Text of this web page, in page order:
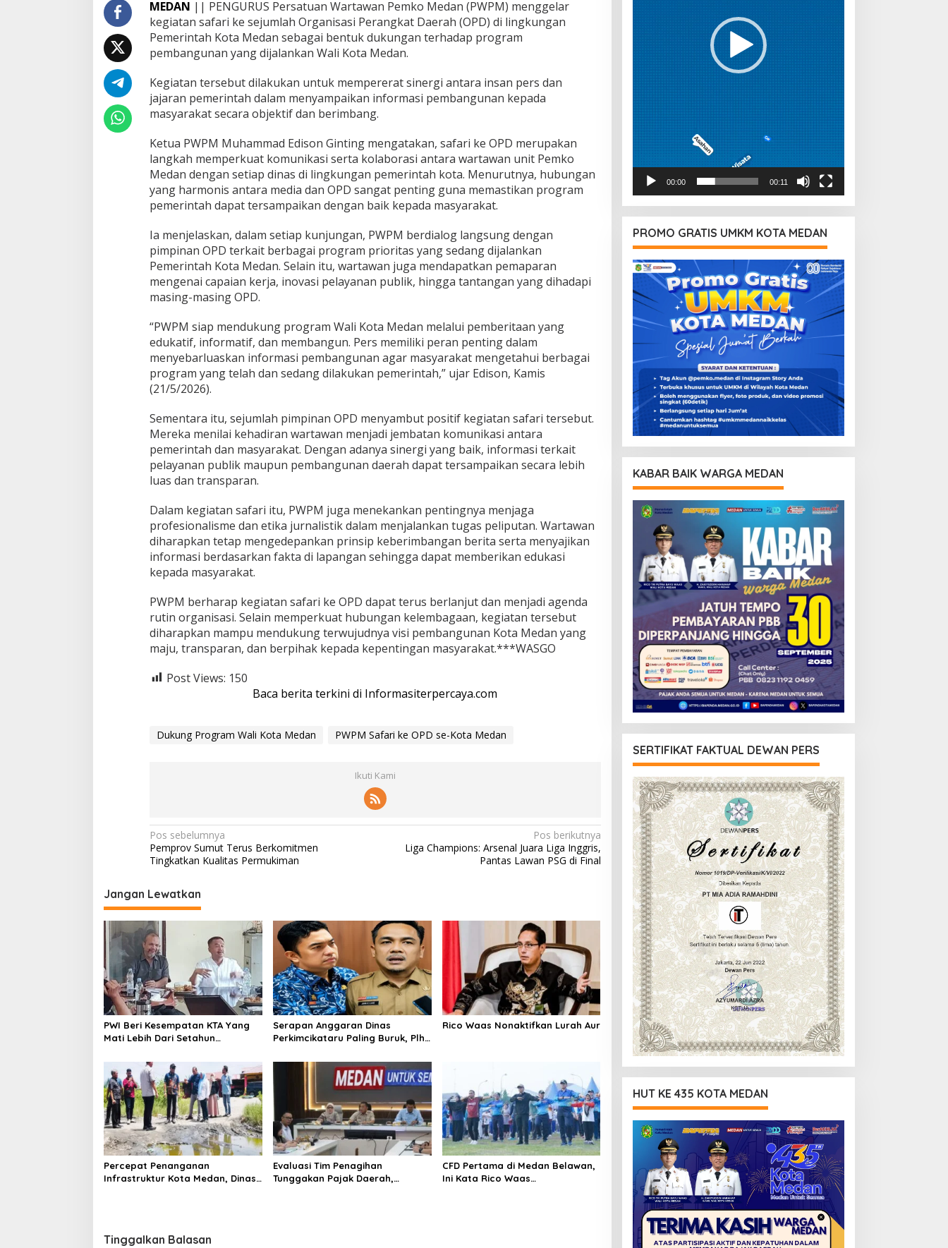
k
e
O
P
s
e
-
o
t
a
M
e
d
n
MEDAN || PENGURUS Persatuan Wartawan Pemko Medan (PWPM) menggelar
kegiatan safari ke sejumlah Organisasi Perangkat Daerah (OPD) di lingkungan
Pemerintah Kota Medan sebagai bentuk dukungan terhadap program
pembangunan yang dijalankan Wali Kota Medan.
Kegiatan tersebut dilakukan untuk mempererat sinergi antara insan pers dan
jajaran pemerintah dalam menyampaikan informasi pembangunan kepada
masyarakat secara objektif dan berimbang.
Ketua PWPM Muhammad Edison Ginting mengatakan, safari ke OPD merupakan
langkah memperkuat komunikasi serta kolaborasi antara wartawan unit Pemko
Medan dengan setiap dinas di lingkungan pemerintah kota. Menurutnya, hubungan
yang harmonis antara media dan OPD sangat penting guna memastikan program
pemerintah dapat tersampaikan dengan baik kepada masyarakat.
Ia menjelaskan, dalam setiap kunjungan, PWPM berdialog langsung dengan
pimpinan OPD terkait berbagai program prioritas yang sedang dijalankan
Pemerintah Kota Medan. Selain itu, wartawan juga mendapatkan pemaparan
mengenai capaian kerja, inovasi pelayanan publik, hingga tantangan yang dihadapi
masing-masing OPD.
“PWPM siap mendukung program Wali Kota Medan melalui pemberitaan yang
edukatif, informatif, dan membangun. Pers memiliki peran penting dalam
menyebarluaskan informasi pembangunan agar masyarakat mengetahui berbagai
program yang telah dan sedang dilakukan pemerintah,” ujar Edison, Kamis
(21/5/2026).
Sementara itu, sejumlah pimpinan OPD menyambut positif kegiatan safari tersebut.
Mereka menilai kehadiran wartawan menjadi jembatan komunikasi antara
pemerintah dan masyarakat. Dengan adanya sinergi yang baik, informasi terkait
pelayanan publik maupun pembangunan daerah dapat tersampaikan secara lebih
luas dan transparan.
Dalam kegiatan safari itu, PWPM juga menekankan pentingnya menjaga
profesionalisme dan etika jurnalistik dalam menjalankan tugas peliputan. Wartawan
diharapkan tetap mengedepankan prinsip keberimbangan berita serta menyajikan
informasi berdasarkan fakta di lapangan sehingga dapat memberikan edukasi
kepada masyarakat.
PWPM berharap kegiatan safari ke OPD dapat terus berlanjut dan menjadi agenda
rutin organisasi. Selain memperkuat hubungan kelembagaan, kegiatan tersebut
diharapkan mampu mendukung terwujudnya visi pembangunan Kota Medan yang
maju, transparan, dan berpihak kepada kepentingan masyarakat.***WASGO
Post Views: 150
Baca berita terkini di Informasiterpercaya.com
Dukung Program Wali Kota Medan PWPM Safari ke OPD se-Kota Medan
Ikuti Kami
N
a
i
g
a
s
i
p
o
s
Pos sebelumnya
Pemprov Sumut Terus Berkomitmen
Tingkatkan Kualitas Permukiman
Pos berikutnya
Liga Champions: Arsenal Juara Liga Inggris,
Pantas Lawan PSG di Final
Jangan Lewatkan
PWI Beri Kesempatan KTA Yang
Mati Lebih Dari Setahun
Serapan Anggaran Dinas
Perkimcikataru Paling Buruk, Plh
Rico Waas Nonaktifkan Lurah Aur
Percepat Penanganan
Infrastruktur Kota Medan, Dinas
Evaluasi Tim Penagihan
Tunggakan Pajak Daerah,
CFD Pertama di Medan Belawan,
Ini Kata Rico Waas…
Tinggalkan Balasan
00:00 00:11
PROMO GRATIS UMKM KOTA MEDAN
KABAR BAIK WARGA MEDAN
SERTIFIKAT FAKTUAL DEWAN PERS
HUT KE 435 KOTA MEDAN